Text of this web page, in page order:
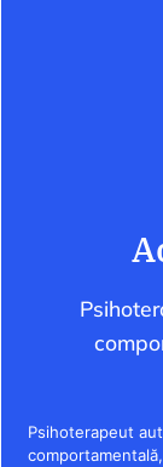
Psihoterapeut